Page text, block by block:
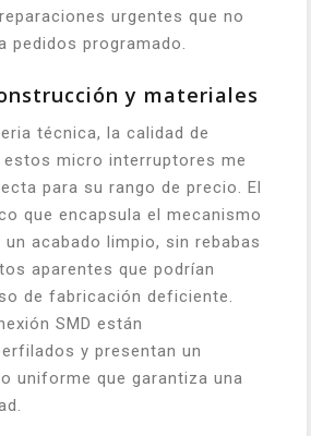
urgentes que no
pedidos programado.
y materiales
técnica, la calidad de
micro interruptores me
para su rango de precio. El
que encapsula el mecanismo
acabado limpio, sin rebabas
aparentes que podrían
de fabricación deficiente.
SMD están
y presentan un
uniforme que garantiza una